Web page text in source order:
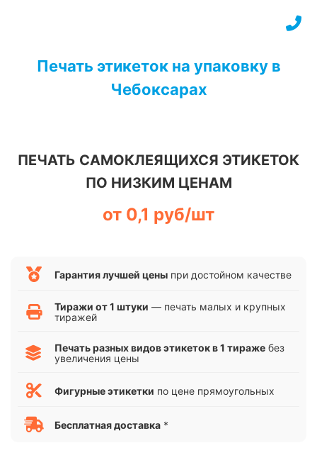
Печать этикеток на упаковку в
Чебоксарах
ПЕЧАТЬ САМОКЛЕЯЩИХСЯ ЭТИКЕТОК
ПО НИЗКИМ ЦЕНАМ
от 0,1 руб/шт
Гарантия лучшей цены при достойном качестве
Тиражи от 1 штуки — печать малых и крупных
тиражей
Печать разных видов этикеток в 1 тираже без
увеличения цены
Фигурные этикетки по цене прямоугольных
Бесплатная доставка *